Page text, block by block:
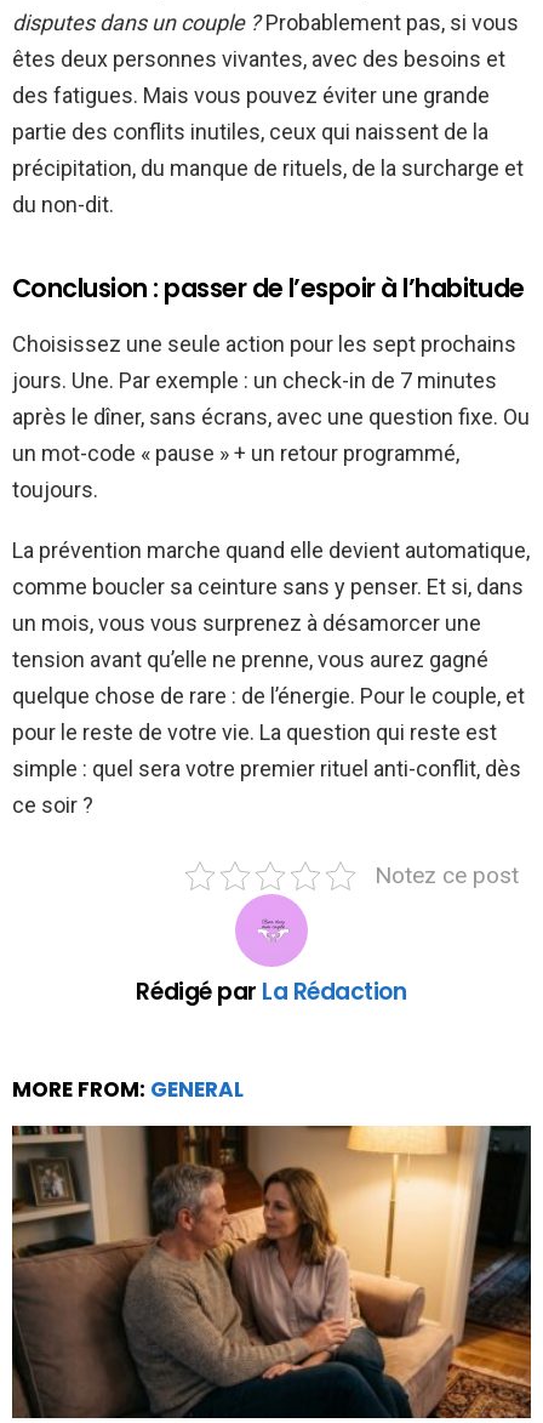
disputes dans un couple ?Probablement pas, si vous
êtes deux personnes vivantes, avec des besoins et
des fatigues. Mais vous pouvez éviter une grande
partie des conflits inutiles, ceux qui naissent de la
précipitation, du manque de rituels, de la surcharge et
du non-dit.
Conclusion : passer de l’espoir à l’habitude
Choisissez une seule action pour les sept prochains
jours. Une. Par exemple : un check-in de 7 minutes
après le dîner, sans écrans, avec une question fixe. Ou
un mot-code « pause » + un retour programmé,
toujours.
La prévention marche quand elle devient automatique,
comme boucler sa ceinture sans y penser. Et si, dans
un mois, vous vous surprenez à désamorcer une
tension avant qu’elle ne prenne, vous aurez gagné
quelque chose de rare : de l’énergie. Pour le couple, et
pour le reste de votre vie. La question qui reste est
simple : quel sera votre premier rituel anti-conflit, dès
ce soir ?
Notez ce post
Rédigé par La Rédaction
MORE FROM: GENERAL